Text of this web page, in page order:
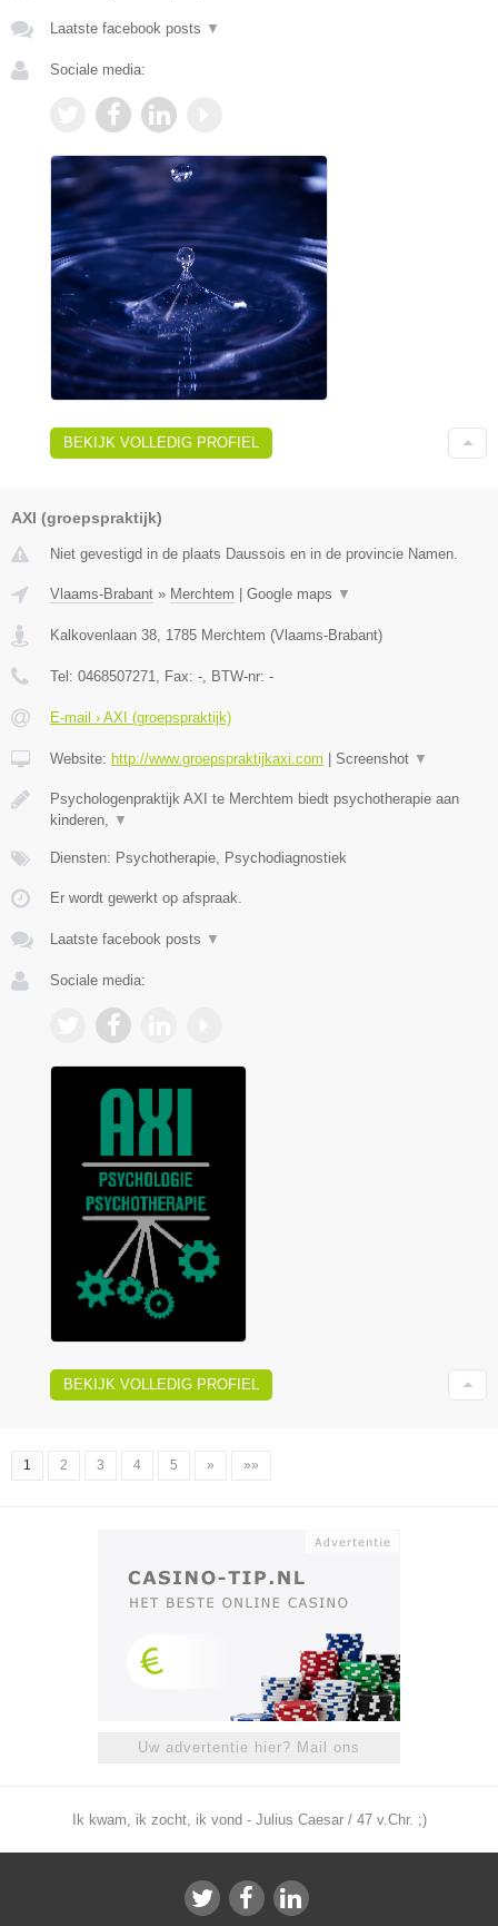
Laatste facebook posts ▼
Sociale media:
BEKIJK VOLLEDIG PROFIEL
AXI (groepspraktijk)
Niet gevestigd in de plaats Daussois en in de provincie Namen.
Vlaams-Brabant » Merchtem Google maps ▼
Kalkovenlaan 38, 1785 Merchtem (Vlaams-Brabant)
Tel: 0468507271, Fax: -, BTW-nr: -
E-mail › AXI (groepspraktijk)
Website: http://www.groepspraktijkaxi.com Screenshot ▼
Psychologenpraktijk AXI te Merchtem biedt psychotherapie aan
kinderen, ▼
Diensten: Psychotherapie, Psychodiagnostiek
Er wordt gewerkt op afspraak.
Laatste facebook posts ▼
Sociale media:
BEKIJK VOLLEDIG PROFIEL
1 2 3 4 5 » »»
Uw advertentie hier? Mail ons
Ik kwam, ik zocht, ik vond - Julius Caesar / 47 v.Chr. ;)